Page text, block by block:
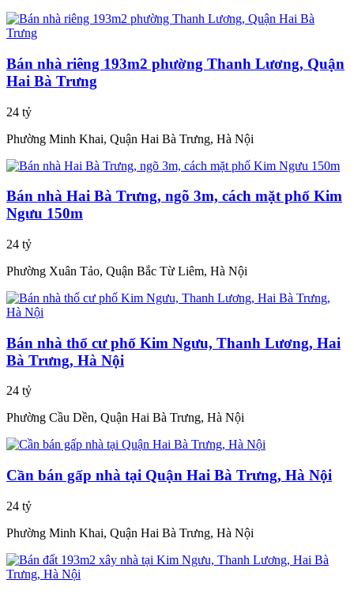
Bán nhà riêng 193m2 phường Thanh Lương, Quận
Hai Bà Trưng
24 tỷ
Phường Minh Khai, Quận Hai Bà Trưng, Hà Nội
Bán nhà Hai Bà Trưng, ngõ 3m, cách mặt phố Kim
Ngưu 150m
24 tỷ
Phường Xuân Tảo, Quận Bắc Từ Liêm, Hà Nội
Bán nhà thổ cư phố Kim Ngưu, Thanh Lương, Hai
Bà Trưng, Hà Nội
24 tỷ
Phường Cầu Dền, Quận Hai Bà Trưng, Hà Nội
Cần bán gấp nhà tại Quận Hai Bà Trưng, Hà Nội
24 tỷ
Phường Minh Khai, Quận Hai Bà Trưng, Hà Nội